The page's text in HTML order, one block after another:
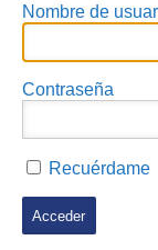
Nombre de
Contraseña
Recuérdame